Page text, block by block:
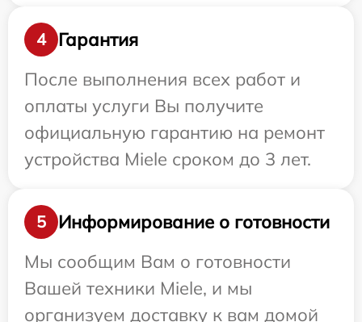
4
Гарантия
После выполнения всех работ и
оплаты услуги Вы получите
официальную гарантию на ремонт
устройства Miele сроком до 3 лет.
5
Информирование о готовности
Мы сообщим Вам о готовности
Вашей техники Miele, и мы
организуем доставку к вам домой